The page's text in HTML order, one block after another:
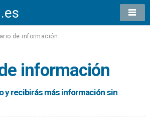
de información
información
y recibirás más información sin